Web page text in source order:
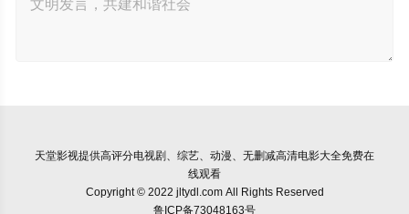
天堂影视提供高评分电视剧、综艺、动漫、无删减高清电影大全免费在
线观看
Copyright © 2022 jltydl.com All Rights Reserved
鲁ICP备73048163号